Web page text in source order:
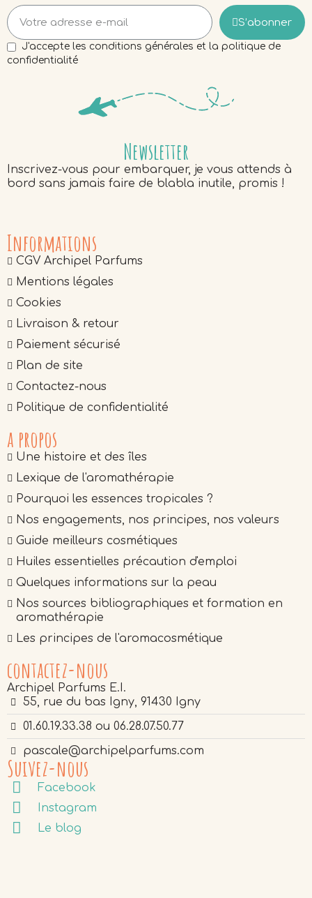
S’abonner
J'accepte les conditions générales et la politique de
confidentialité
Newsletter
Inscrivez-vous pour embarquer, je vous attends à
bord sans jamais faire de blabla inutile, promis !
Informations
CGV Archipel Parfums
Mentions légales
Cookies
Livraison & retour
Paiement sécurisé
Plan de site
Contactez-nous
Politique de confidentialité
a propos
Une histoire et des îles
Lexique de l'aromathérapie
Pourquoi les essences tropicales ?
Nos engagements, nos principes, nos valeurs
Guide meilleurs cosmétiques
Huiles essentielles précaution d'emploi
Quelques informations sur la peau
Nos sources bibliographiques et formation en
aromathérapie
Les principes de l'aromacosmétique
contactez-nous
Archipel Parfums E.I.
55, rue du bas Igny, 91430 Igny
01.60.19.33.38 ou 06.28.07.50.77
pascale@archipelparfums.com
Suivez-nous
Facebook
Instagram
Le blog